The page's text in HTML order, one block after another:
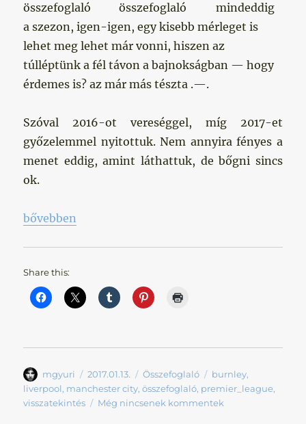
mindeddig
a szezon, igen-igen, egy kisebb mérleget is
lehet meg lehet már vonni, hiszen az
túlléptünk a fél távon a bajnokságban — hogy
érdemes is? az már más tészta .—.
Szóval 2016-ot vereséggel, míg 2017-et
győzelemmel nyitottuk. Nem annyira fényes a
menet eddig, amint láthattuk, de bőgni sincs
ok.
„Ó búcsúztató, új indító — féltávnál „
bővebben
Share this:
Szerző
mgyuri Közzétéve
2017.01.13. Kategória
Összefoglaló Címke
burnley,
liverpool, manchester city,összefoglaló, premier_league,
visszatekintés
Még nincsenek kommentek